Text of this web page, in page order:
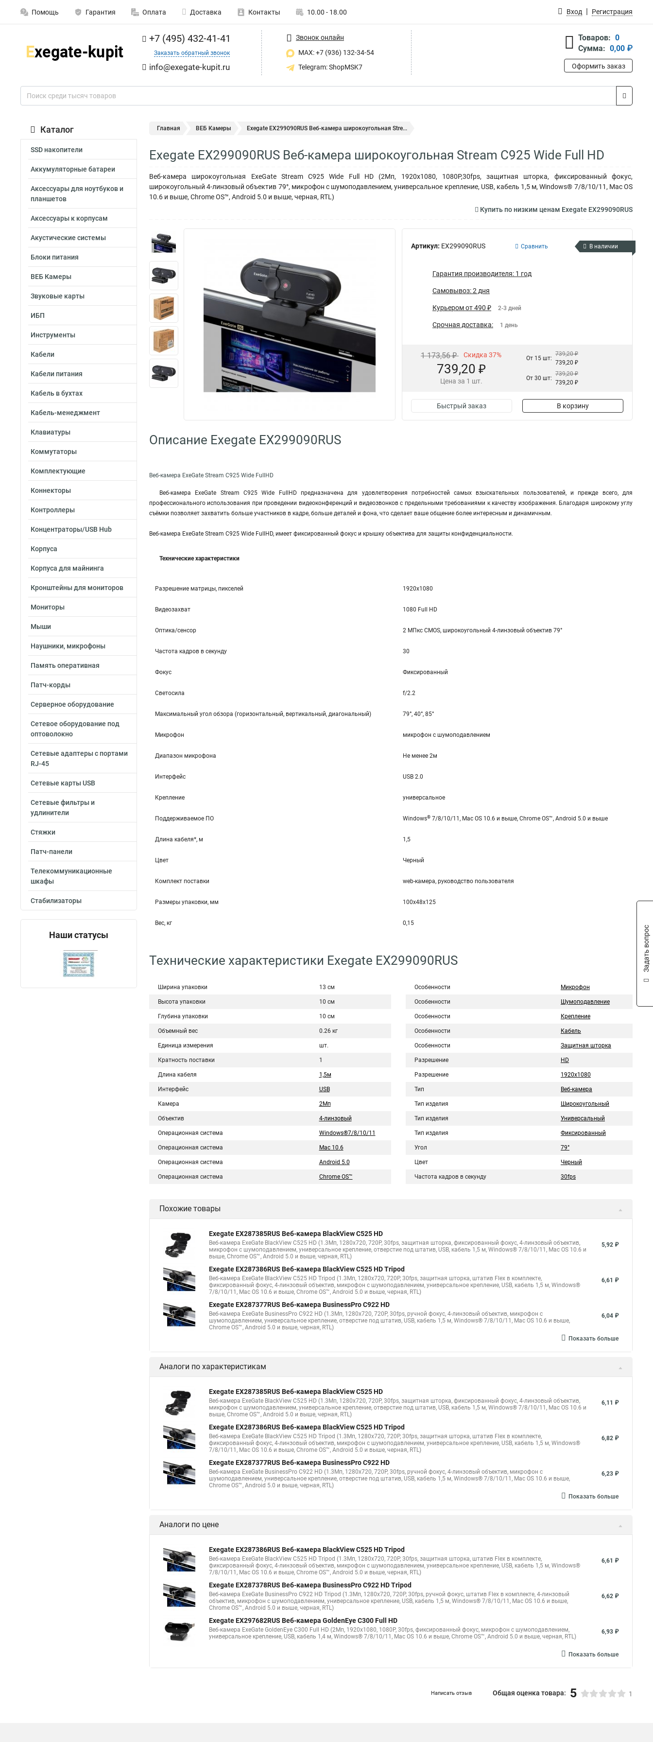
Помощь Гарантия Оплата Доставка Контакты 10.00 - 18.00 Вход Регистрация
+7 (495) 432-41-41
Заказать обратный звонок
info@exegate-kupit.ru
Звонок онлайн
MAX: +7 (936) 132-34-54
Telegram: ShopMSK7
Товаров: 0
Сумма: 0,00 ₽
Оформить заказ
Каталог
SSD накопители
Аккумуляторные батареи
Аксессуары для ноутбуков и
планшетов
Аксессуары к корпусам
Акустические системы
Блоки питания
ВЕБ Камеры
Звуковые карты
ИБП
Инструменты
Кабели
Кабели питания
Кабель в бухтах
Кабель-менеджмент
Клавиатуры
Коммутаторы
Комплектующие
Коннекторы
Контроллеры
Концентраторы/USB Hub
Корпуса
Корпуса для майнинга
Кронштейны для мониторов
Мониторы
Мыши
Наушники, микрофоны
Память оперативная
Патч-корды
Серверное оборудование
Сетевое оборудование под
оптоволокно
Сетевые адаптеры с портами
RJ-45
Сетевые карты USB
Сетевые фильтры и
удлинители
Стяжки
Патч-панели
Телекоммуникационные
шкафы
Стабилизаторы
Наши статусы
Главная ВЕБ Камеры Exegate EX299090RUS Веб-камера широкоугольная Stre...
Exegate EX299090RUS Веб-камера широкоугольная Stream C925 Wide Full HD
Веб-камера широкоугольная ExeGate Stream C925 Wide Full HD (2Мп, 1920х1080, 1080P,30fps, защитная шторка, фиксированный фокус,
широкоугольный 4-линзовый объектив 79°, микрофон с шумоподавлением, универсальное крепление, USB, кабель 1,5 м, Windows® 7/8/10/11, Mac OS
10.6 и выше, Chrome OS™, Android 5.0 и выше, черная, RTL)
Купить по низким ценам Exegate EX299090RUS
Артикул: EX299090RUS Сравнить В наличии
Гарантия производителя: 1 год
Самовывоз: 2 дня
Курьером от 490 ₽ 2-3 дней
Срочная доставка: 1 день
1 173,56 ₽ Скидка 37%
739,20 ₽
Цена за 1 шт.
От 15 шт:
739,20 ₽
739,20 ₽
От 30 шт:
739,20 ₽
739,20 ₽
Быстрый заказ В корзину
Описание Exegate EX299090RUS
Веб-камера ExeGate Stream C925 Wide FullHD
Веб-камера ExeGate Stream C925 Wide FullHD предназначена для удовлетворения потребностей самых взыскательных пользователей, и прежде всего, для
профессионального использования при проведении видеоконференций и видеозвонков с предельными требованиями к качеству изображения. Благодаря широкому углу
съёмки позволяет захватить больше участников в кадре, больше деталей и фона, что сделает ваше общение более интересным и динамичным.
Веб-камера ExeGate Stream C925 Wide FullHD, имеет фиксированный фокус и крышку объектива для защиты конфиденциальности.
Технические характеристики
Разрешение матрицы, пикселей 1920x1080
Видеозахват 1080 Full HD
Оптика/сенсор 2 МПкс CMOS, широкоугольный 4-линзовый объектив 79°
Частота кадров в секунду 30
Фокус Фиксированный
Светосила f/2.2
Максимальный угол обзора (горизонтальный, вертикальный, диагональный) 79°, 40°, 85°
Микрофон микрофон с шумоподавлением
Диапазон микрофона Не менее 2м
Интерфейс USB 2.0
Крепление универсальное
Поддерживаемое ПО Windows® 7/8/10/11, Mac OS 10.6 и выше, Chrome OS™, Android 5.0 и выше
Длина кабеля*, м 1,5
Цвет Черный
Комплект поставки web-камера, руководство пользователя
Размеры упаковки, мм 100x48x125
Вес, кг 0,15
Технические характеристики Exegate EX299090RUS
Ширина упаковки 13 см
Высота упаковки 10 см
Глубина упаковки 10 см
Объемный вес 0.26 кг
Единица измерения шт.
Кратность поставки 1
Длина кабеля 1,5м
Интерфейс USB
Камера 2Мп
Объектив 4-линзовый
Операционная система Windows®7/8/10/11
Операционная система Mac 10.6
Операционная система Android 5.0
Операционная система Chrome OS™
Особенности Микрофон
Особенности Шумоподавление
Особенности Крепление
Особенности Кабель
Особенности Защитная шторка
Разрешение HD
Разрешение 1920х1080
Тип Веб-камера
Тип изделия Широкоугольный
Тип изделия Универсальный
Тип изделия Фиксированный
Угол 79°
Цвет Черный
Частота кадров в секунду 30fps
Похожие товары
Exegate EX287385RUS Веб-камера BlackView C525 HD
Веб-камера ExeGate BlackView C525 HD (1.3Мп, 1280х720, 720P, 30fps, защитная шторка, фиксированный фокус, 4-линзовый объектив,
микрофон с шумоподавлением, универсальное крепление, отверстие под штатив, USB, кабель 1,5 м, Windows® 7/8/10/11, Mac OS 10.6 и
выше, Chrome OS™, Android 5.0 и выше, черная, RTL)
5,92 ₽
Exegate EX287386RUS Веб-камера BlackView C525 HD Tripod
Веб-камера ExeGate BlackView C525 HD Tripod (1.3Мп, 1280х720, 720P, 30fps, защитная шторка, штатив Flex в комплекте,
фиксированный фокус, 4-линзовый объектив, микрофон с шумоподавлением, универсальное крепление, USB, кабель 1,5 м, Windows®
7/8/10/11, Mac OS 10.6 и выше, Chrome OS™, Android 5.0 и выше, черная, RTL)
6,61 ₽
Exegate EX287377RUS Веб-камера BusinessPro C922 HD
Веб-камера ExeGate BusinessPro C922 HD (1.3Мп, 1280х720, 720P, 30fps, ручной фокус, 4-линзовый объектив, микрофон с
шумоподавлением, универсальное крепление, отверстие под штатив, USB, кабель 1,5 м, Windows® 7/8/10/11, Mac OS 10.6 и выше,
Chrome OS™, Android 5.0 и выше, черная, RTL)
6,04 ₽
Показать больше
Аналоги по характеристикам
Exegate EX287385RUS Веб-камера BlackView C525 HD
Веб-камера ExeGate BlackView C525 HD (1.3Мп, 1280х720, 720P, 30fps, защитная шторка, фиксированный фокус, 4-линзовый объектив,
микрофон с шумоподавлением, универсальное крепление, отверстие под штатив, USB, кабель 1,5 м, Windows® 7/8/10/11, Mac OS 10.6 и
выше, Chrome OS™, Android 5.0 и выше, черная, RTL)
6,11 ₽
Exegate EX287386RUS Веб-камера BlackView C525 HD Tripod
Веб-камера ExeGate BlackView C525 HD Tripod (1.3Мп, 1280х720, 720P, 30fps, защитная шторка, штатив Flex в комплекте,
фиксированный фокус, 4-линзовый объектив, микрофон с шумоподавлением, универсальное крепление, USB, кабель 1,5 м, Windows®
7/8/10/11, Mac OS 10.6 и выше, Chrome OS™, Android 5.0 и выше, черная, RTL)
6,82 ₽
Exegate EX287377RUS Веб-камера BusinessPro C922 HD
Веб-камера ExeGate BusinessPro C922 HD (1.3Мп, 1280х720, 720P, 30fps, ручной фокус, 4-линзовый объектив, микрофон с
шумоподавлением, универсальное крепление, отверстие под штатив, USB, кабель 1,5 м, Windows® 7/8/10/11, Mac OS 10.6 и выше,
Chrome OS™, Android 5.0 и выше, черная, RTL)
6,23 ₽
Показать больше
Аналоги по цене
Exegate EX287386RUS Веб-камера BlackView C525 HD Tripod
Веб-камера ExeGate BlackView C525 HD Tripod (1.3Мп, 1280х720, 720P, 30fps, защитная шторка, штатив Flex в комплекте,
фиксированный фокус, 4-линзовый объектив, микрофон с шумоподавлением, универсальное крепление, USB, кабель 1,5 м, Windows®
7/8/10/11, Mac OS 10.6 и выше, Chrome OS™, Android 5.0 и выше, черная, RTL)
6,61 ₽
Exegate EX287378RUS Веб-камера BusinessPro C922 HD Tripod
Веб-камера ExeGate BusinessPro C922 HD Tripod (1.3Мп, 1280х720, 720P, 30fps, ручной фокус, штатив Flex в комплекте, 4-линзовый
объектив, микрофон с шумоподавлением, универсальное крепление, USB, кабель 1,5 м, Windows® 7/8/10/11, Mac OS 10.6 и выше,
Chrome OS™, Android 5.0 и выше, черная, RTL)
6,62 ₽
Exegate EX297682RUS Веб-камера GoldenEye C300 Full HD
Веб-камера ExeGate GoldenEye C300 Full HD (2Мп, 1920х1080, 1080P, 30fps, фиксированный фокус, микрофон с шумоподавлением,
универсальное крепление, USB, кабель 1,4 м, Windows® 7/8/10/11, Mac OS 10.6 и выше, Chrome OS™, Android 5.0 и выше, черная, RTL)
6,93 ₽
Показать больше
Написать отзыв Общая оценка товара: 5 1
Задать вопрос